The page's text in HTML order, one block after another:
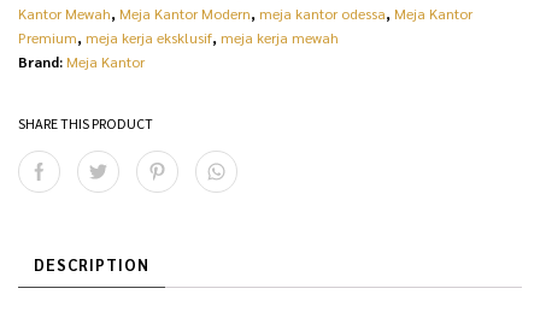
Kantor Mewah, Meja Kantor Modern, meja kantor odessa, Meja Kantor
Premium, meja kerja eksklusif, meja kerja mewah
Brand: Meja Kantor
SHARE THIS PRODUCT
DESCRIPTION